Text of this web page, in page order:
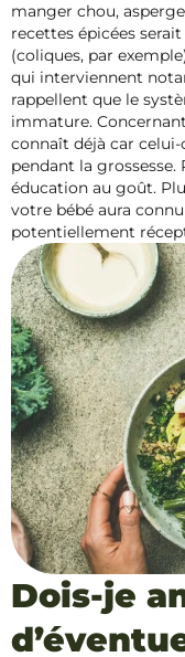
manger chou,
recettes épicées
(coliques, par
qui interviennent
rappellent que le
immature.
connaît déjà car
pendant la grossesse.
éducation au goût.
votre bébé aura
potentiellement
Dois-je